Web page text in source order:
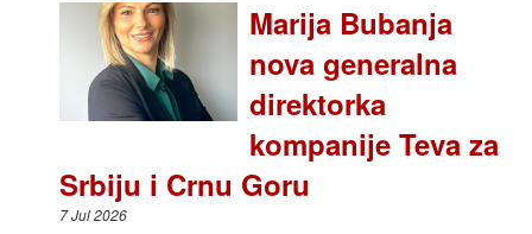
Marija Bubanja
nova generalna
direktorka
kompanije Teva za
Srbiju i Crnu Goru
7 Jul 2026